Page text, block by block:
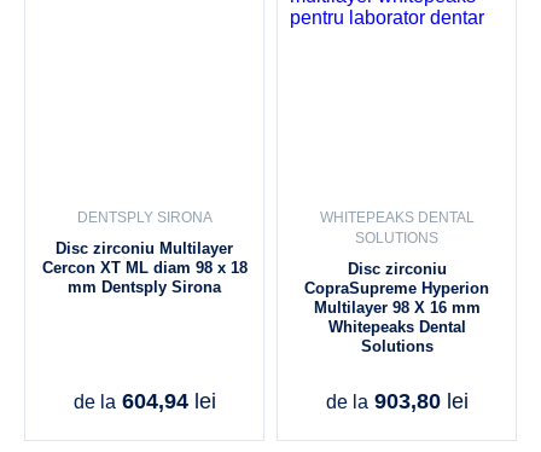
DENTSPLY SIRONA
Disc zirconiu Multilayer
Cercon XT ML diam 98 x 18
mm Dentsply Sirona
de la 604,94 lei
WHITEPEAKS DENTAL
SOLUTIONS
Disc zirconiu
CopraSupreme Hyperion
Multilayer 98 X 16 mm
Whitepeaks Dental
Solutions
de la 903,80 lei